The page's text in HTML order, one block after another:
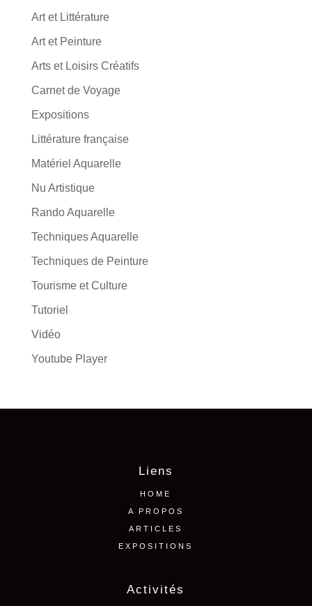
Art et Littérature
Art et Peinture
Arts et Loisirs Créatifs
Carnet de Voyage
Expositions
Littérature française
Matériel Aquarelle
Nu Artistique
Rando Aquarelle
Techniques Aquarelle
Techniques de Peinture
Tourisme et Culture
Tutoriel
Vidéo
Youtube Player
Liens
HOME
A PROPOS
ARTICLES
EXPOSITIONS
Activités